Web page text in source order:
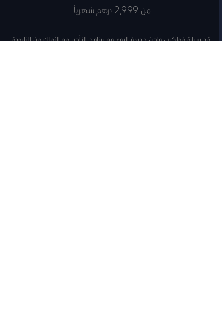
من 2,999 درهم شهرياً
قد سيارة فولكس واجن جديدة اليوم مع برنامج التأجير مع التملك من النابودة